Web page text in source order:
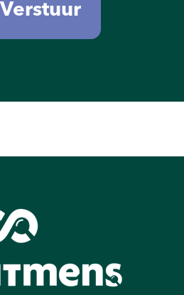
Verstuur